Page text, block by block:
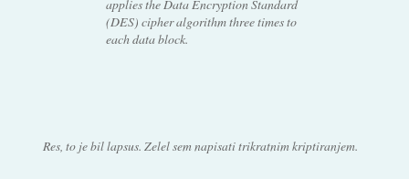
applies the Data Encryption Standard
(DES) cipher algorithm three times to
each data block.
Res, to je bil lapsus. Zelel sem napisati trikratnim kriptiranjem.